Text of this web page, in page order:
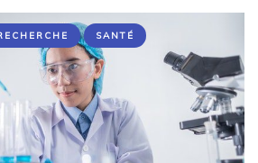
SANTÉ